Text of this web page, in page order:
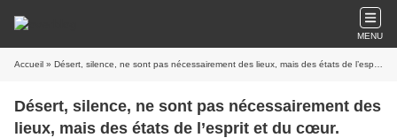
MENU
Accueil » Désert, silence, ne sont pas nécessairement des lieux, mais des états de l’esprit et du cœur. Déserts dans le quotidien de l’existence.
Désert, silence, ne sont pas nécessairement des
lieux, mais des états de l’esprit et du cœur.